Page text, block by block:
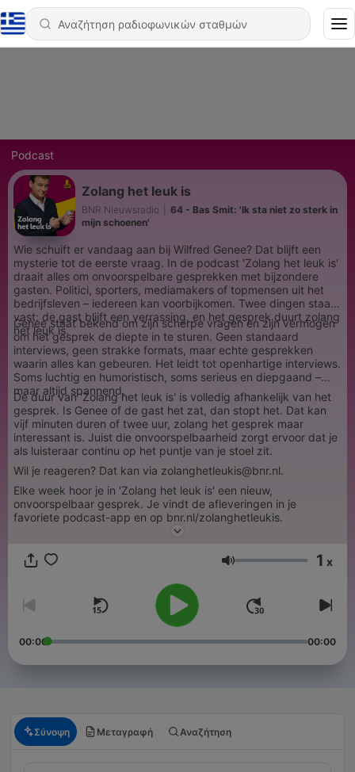
Podcast
Zolang het leuk is
BNR Nieuwsradio
64 - Bas Smit: 'Ik sta niet zo sterk in
mijn schoenen'
Wie schuift er vandaag aan bij Wilfred Genee? Dat blijft een
mysterie tot de eerste vraag. In de podcast 'Zolang het leuk is'
draait alles om onvoorspelbare gesprekken met bijzondere
gasten. Politici, sporters, mediamakers of topmensen uit het
bedrijfsleven – iedereen kan voorbijkomen. Twee dingen staan
vast: de gast blijft een verrassing, en het gesprek duurt zolang
het leuk is.
Genee staat bekend om zijn scherpe vragen en zijn vermogen
om het gesprek de diepte in te sturen. Geen standaard
interviews, geen strakke formats, maar echte gesprekken
waarin alles kan gebeuren. Het leidt tot openhartige interviews.
Soms luchtig en humoristisch, soms serieus en diepgaand –
maar altijd spannend.
De duur van 'Zolang het leuk is' is volledig afhankelijk van het
gesprek. Is Genee of de gast het zat, dan stopt het. Dat kan
vijf minuten duren of twee uur, zolang het gesprek maar
interessant is. Juist die onvoorspelbaarheid zorgt ervoor dat je
als luisteraar continu op het puntje van je stoel zit.
Wil je reageren? Dat kan via zolanghetleukis@bnr.nl.
Elke week hoor je in 'Zolang het leuk is' een nieuw,
onvoorspelbaar gesprek. Je vindt de afleveringen in je
favoriete podcast-app en op bnr.nl/zolanghetleukis.
Ένταση 1 x
00:00 00:00
Σύνοψη Μεταγραφή Αναζήτηση